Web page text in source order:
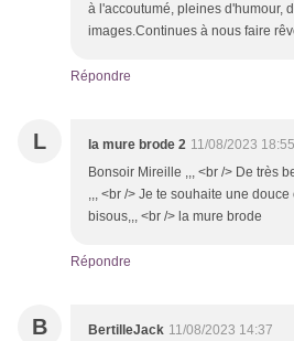
à l'accoutumé, pleines d'humour,
images.Continues à nous faire
Répondre
L la mure brode 2 11/08/2023 18:55
Bonsoir Mireille ,,, <br /> De très
,,, <br /> Je te souhaite une
bisous,,, <br /> la mure brode
Répondre
B BertilleJack 11/08/2023 14:37